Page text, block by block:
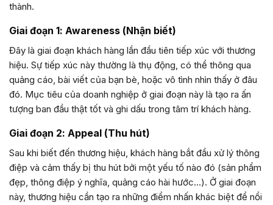
thành.
Giai đoạn 1: Awareness (Nhận biết)
Đây là giai đoạn khách hàng lần đầu tiên tiếp xúc với thương
hiệu. Sự tiếp xúc này thường là thụ động, có thể thông qua
quảng cáo, bài viết của bạn bè, hoặc vô tình nhìn thấy ở đâu
đó. Mục tiêu của doanh nghiệp ở giai đoạn này là tạo ra ấn
tượng ban đầu thật tốt và ghi dấu trong tâm trí khách hàng.
Giai đoạn 2: Appeal (Thu hút)
Sau khi biết đến thương hiệu, khách hàng bắt đầu xử lý thông
điệp và cảm thấy bị thu hút bởi một yếu tố nào đó (sản phẩm
đẹp, thông điệp ý nghĩa, quảng cáo hài hước…). Ở giai đoạn
này, thương hiệu cần tạo ra những điểm nhấn khác biệt để nổi